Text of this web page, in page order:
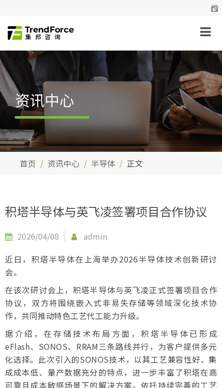
资讯中心
首页 资讯中心 半导体 正文
积塔半导体与英飞凌签署项目合作协议
2026/04/08
admin
近日，积塔半导体在上海举办2026半导体技术创新研讨
会。
在该次研讨会上，积塔半导体与英飞凌正式签署项目合作
协议，双方将围绕嵌入式非易失存储等领域深化技术协
作，共同推动特色工艺代工能力升级。
据介绍，在存储技术布局方面，积塔半导体已形成
eFlash、SONOS、RRAM三条路线并行，为客户提供多元
化选择。此次引入的SONOS技术，以其工艺兼容性好、集
成成本低、量产数据充分的特点，进一步丰富了积塔在高
可靠且成本敏感场景下的解决方案。依托持续完善的工艺